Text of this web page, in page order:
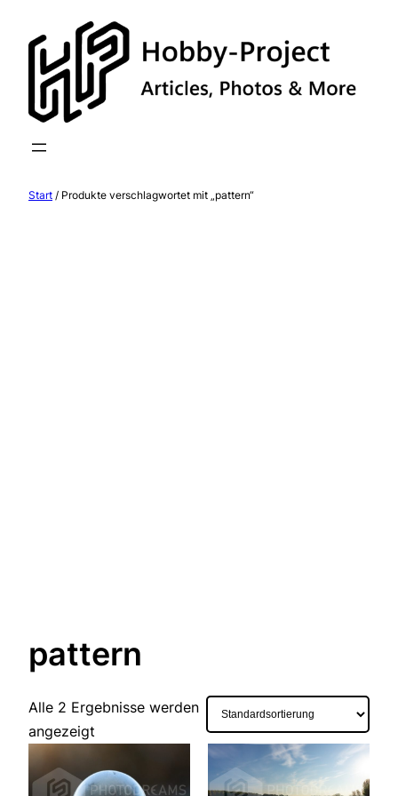
Inhalt
springen
Start / Produkte verschlagwortet mit „pattern“
pattern
Alle 2 Ergebnisse werden
angezeigt